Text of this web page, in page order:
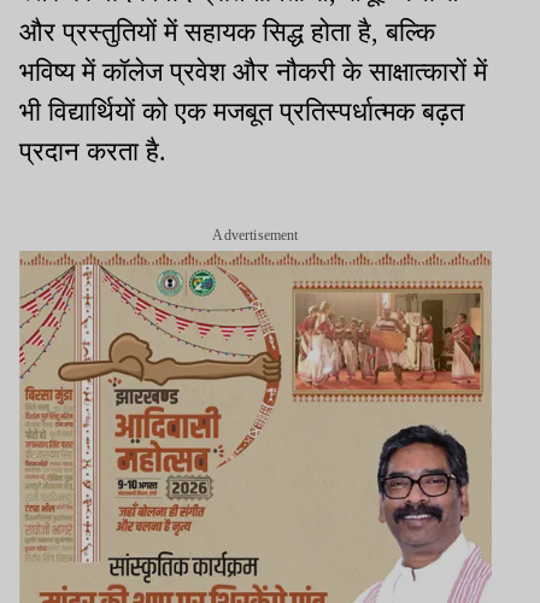
और प्रस्तुतियों में सहायक सिद्ध होता है, बल्कि
भविष्य में कॉलेज प्रवेश और नौकरी के साक्षात्कारों में
भी विद्यार्थियों को एक मजबूत प्रतिस्पर्धात्मक बढ़त
प्रदान करता है.
Advertisement